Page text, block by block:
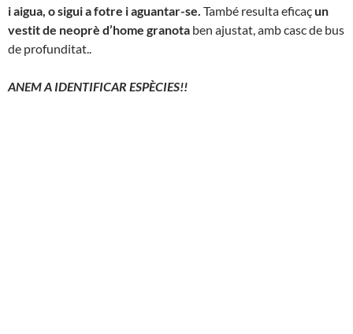
i aigua, o sigui a fotre i aguantar-se. També resulta eficaçun
vestit de neoprè d’home granota ben ajustat, amb casc de bus
de profunditat..
ANEM A IDENTIFICAR ESPÈCIES!!